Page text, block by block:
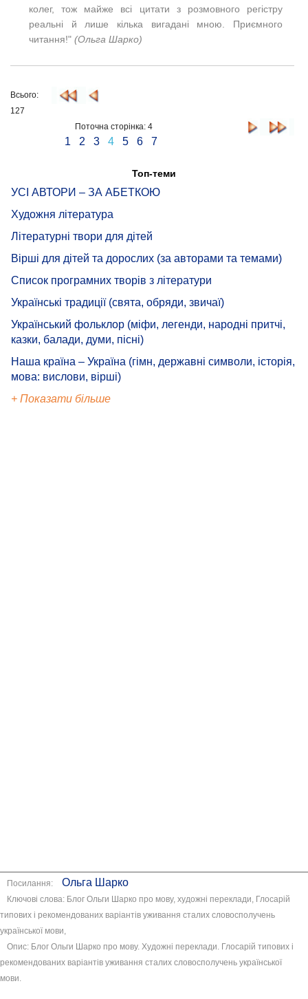
колег, тож майже всі цитати з розмовного регістру
реальні й лише кілька вигадані мною. Приємного
читання!" (Ольга Шарко)
Всього:
127
Поточна сторінка: 4
1 2 3 4 5 6 7
Топ-теми
УСІ АВТОРИ – ЗА АБЕТКОЮ
Художня література
Літературні твори для дітей
Вірші для дітей та дорослих (за авторами та темами)
Список програмних творів з літератури
Українські традиції (свята, обряди, звичаї)
Український фольклор (міфи, легенди, народні притчі,
казки, балади, думи, пісні)
Наша країна – Україна (гімн, державні символи, історія,
мова: вислови, вірші)
+ Показати більше
Посилання: Ольга Шарко
Ключові слова: Блог Ольги Шарко про мову, художні переклади, Глосарій
типових і рекомендованих варіантів уживання сталих словосполучень
української мови,
Опис: Блог Ольги Шарко про мову. Художні переклади. Глосарій типових і
рекомендованих варіантів уживання сталих словосполучень української
мови.